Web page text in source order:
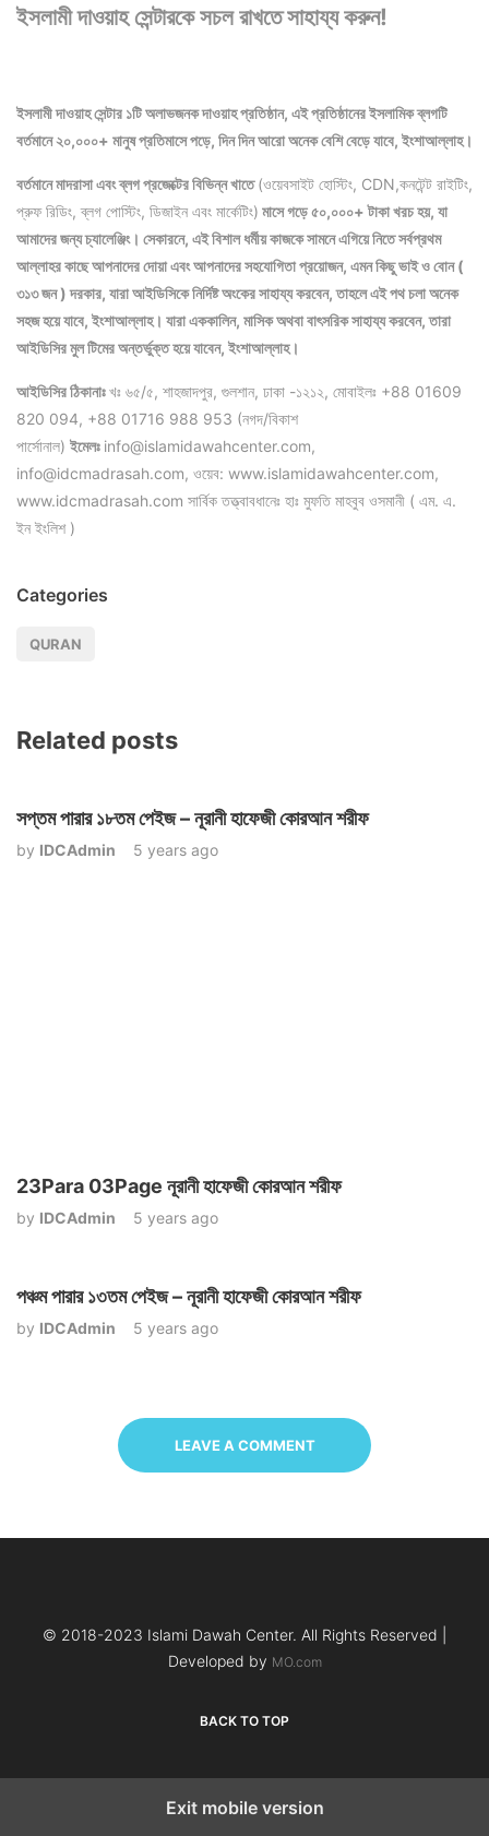
ইসলামী দাওয়াহ সেন্টারকে সচল রাখতে সাহায্য করুন!
ইসলামী দাওয়াহ সেন্টার ১টি অলাভজনক দাওয়াহ প্রতিষ্ঠান, এই প্রতিষ্ঠানের ইসলামিক ব্লগটি
বর্তমানে ২০,০০০+ মানুষ প্রতিমাসে পড়ে, দিন দিন আরো অনেক বেশি বেড়ে যাবে, ইংশাআল্লাহ।
বর্তমানে মাদরাসা এবং ব্লগ প্রজেক্টের বিভিন্ন খাতে(ওয়েবসাইট হোস্টিং, CDN,কনটেন্ট রাইটিং,
প্রুফ রিডিং, ব্লগ পোস্টিং, ডিজাইন এবং মার্কেটিং) মাসে গড়ে ৫০,০০০+ টাকা খরচ হয়, যা
আমাদের জন্য চ্যালেঞ্জিং। সেকারনে, এই বিশাল ধর্মীয় কাজকে সামনে এগিয়ে নিতে সর্বপ্রথম
আল্লাহর কাছে আপনাদের দোয়া এবং আপনাদের সহযোগিতা প্রয়োজন, এমন কিছু ভাই ও বোন (
৩১৩ জন ) দরকার, যারা আইডিসিকে নির্দিষ্ট অংকের সাহায্য করবেন, তাহলে এই পথ চলা অনেক
সহজ হয়ে যাবে, ইংশাআল্লাহ। যারা এককালিন, মাসিক অথবা বাৎসরিক সাহায্য করবেন, তারা
আইডিসির মুল টিমের অন্তর্ভুক্ত হয়ে যাবেন, ইংশাআল্লাহ।
আইডিসির ঠিকানাঃখঃ ৬৫/৫, শাহজাদপুর, গুলশান, ঢাকা -১২১২, মোবাইলঃ +88 01609
820 094, +88 01716 988 953 (নগদ/বিকাশ
পার্সোনাল) ইমেলঃ info@islamidawahcenter.com,
info@idcmadrasah.com, ওয়েব: www.islamidawahcenter.com,
www.idcmadrasah.com সার্বিক তত্ত্বাবধানেঃ হাঃ মুফতি মাহবুব ওসমানী ( এম. এ.
ইন ইংলিশ )
Categories
QURAN
Related posts
সপ্তম পারার ১৮তম পেইজ – নূরানী হাফেজী কোরআন শরীফ
by IDCAdmin 5 years ago
23Para 03Page নূরানী হাফেজী কোরআন শরীফ
by IDCAdmin 5 years ago
পঞ্চম পারার ১৩তম পেইজ – নূরানী হাফেজী কোরআন শরীফ
by IDCAdmin 5 years ago
LEAVE A COMMENT
© 2018-2023 Islami Dawah Center. All Rights Reserved |
Developed by MO.com
BACK TO TOP
Exit mobile version